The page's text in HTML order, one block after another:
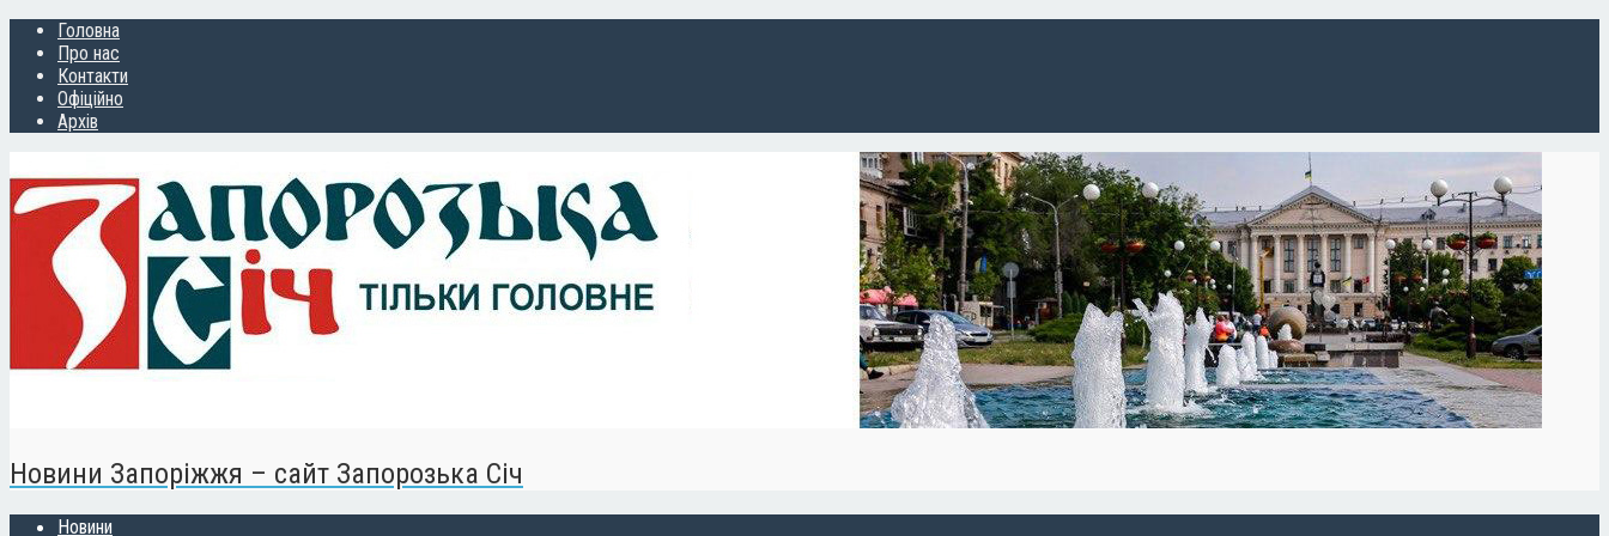
Головна
Про нас
Контакти
Офіційно
Архів
Новини Запоріжжя – сайт Запорозька Січ
Новини